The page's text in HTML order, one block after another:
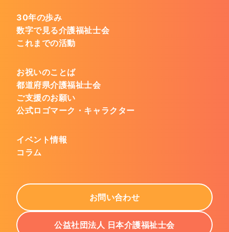
30年の歩み
数字で見る介護福祉士会
これまでの活動
お祝いのことば
都道府県介護福祉士会
ご支援のお願い
公式ロゴマーク・キャラクター
イベント情報
コラム
お問い合わせ
公益社団法人 日本介護福祉士会